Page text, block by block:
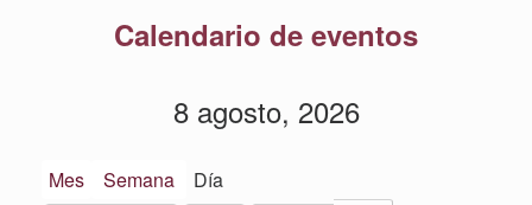
Calendario de eventos
8 agosto, 2026
Mes Semana Día